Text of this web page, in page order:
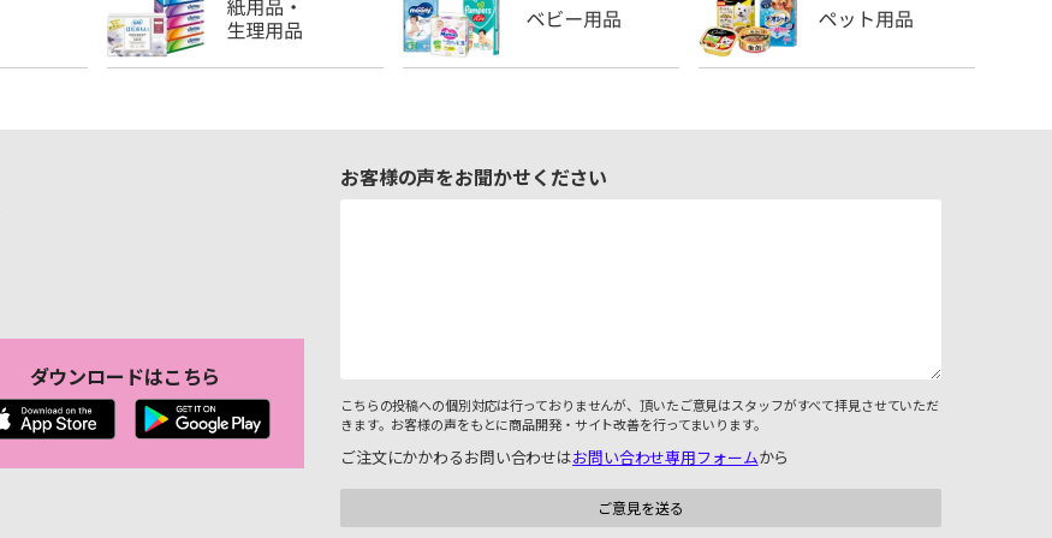
ダウンロードはこちら
お客様の声をお聞かせください
こちらの投稿への個別対応は行っておりませんが、頂いたご意見はスタッフがすべて拝見させていただ
きます。お客様の声をもとに商品開発・サイト改善を行ってまいります。
ご注文にかかわるお問い合わせはお問い合わせ専用フォームから